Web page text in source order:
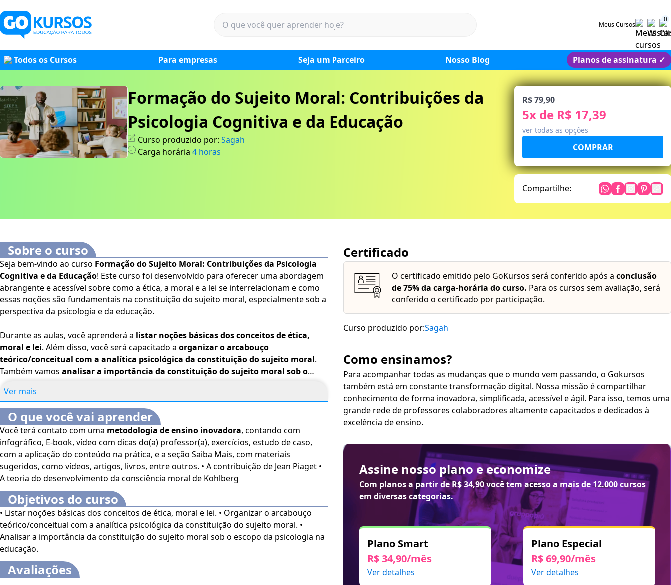
Meus Cursos
0
Todos os Cursos Para empresas Seja um Parceiro Nosso Blog Planos de assinatura ✓
Formação do Sujeito Moral: Contribuições da
Psicologia Cognitiva e da Educação
Curso produzido por: Sagah
Carga horária 4horas
R$ 79,90
5x de R$ 17,39
ver todas as opções
Compartilhe:
Sobre o curso
Seja bem-vindo ao curso Formação do Sujeito Moral: Contribuições da Psicologia
Cognitiva e da Educação! Este curso foi desenvolvido para oferecer uma abordagem
abrangente e acessível sobre como a ética, a moral e a lei se interrelacionam e como
essas noções são fundamentais na constituição do sujeito moral, especialmente sob a
perspectiva da psicologia e da educação.
Durante as aulas, você aprenderá a listar noções básicas dos conceitos de ética,
moral e lei. Além disso, você será capacitado a organizar o arcabouço
teórico/conceitual com a analítica psicológica da constituição do sujeito moral.
Também vamos analisar a importância da constituição do sujeito moral sob o
positivamente o desenvolvimento moral dos alunos.
Este curso oferece uma abordagem prática e acessível, projetada para capacitar
profissionais e estudantes com os conhecimentos e habilidades necessários para
promover a formação ética e moral em contextos educacionais . Aproveite ao
máximo essa oportunidade de aprendizado transformador!
OCurso Online Formação do Sujeito Moral: Contribuições da Psicologia Cognitiva
e da Educaçãoé voltado para profissionais e estudantes de Psicologia, além de
interessados no assunto.
Este curso dispõe dos seguintes recursos de acessibilidade: cores em alto-
contraste, aumento de fonte e tradução automática mediante a Língua Brasileira
de Sinais (Libras). Para ativar esses recursos, acesse "minha conta" do lado direito
da tela na parte superior e habilite de acordo com sua necessidade.
Ver mais
O que você vai aprender
Você terá contato com uma metodologia de ensino inovadora, contando com
infográfico, E-book, vídeo com dicas do(a) professor(a), exercícios, estudo de caso,
com a aplicação do conteúdo na prática, e a seção Saiba Mais, com materiais
sugeridos, como vídeos, artigos, livros, entre outros. • A contribuição de Jean Piaget •
A teoria do desenvolvimento da consciência moral de Kohlberg
Objetivos do curso
• Listar noções básicas dos conceitos de ética, moral e lei. • Organizar o arcabouço
teórico/conceitual com a analítica psicológica da constituição do sujeito moral. •
Analisar a importância da constituição do sujeito moral sob o escopo da psicologia na
educação.
Avaliações
Certificado
O certificado emitido pelo GoKursos será conferido após a conclusão
de 75% da carga-horária do curso. Para os cursos sem avaliação, será
conferido o certificado por participação.
Curso produzido por:Sagah
Como ensinamos?
Para acompanhar todas as mudanças que o mundo vem passando, o Gokursos
também está em constante transformação digital. Nossa missão é compartilhar
conhecimento de forma inovadora, simplificada, acessível e ágil. Para isso, temos uma
grande rede de professores colaboradores altamente capacitados e dedicados à
excelência de ensino.
Assine nosso plano e economize
Com planos a partir deR$ 34,90você tem acesso a mais de 12.000 cursos
em diversas categorias.
Plano Smart
R$ 34,90/mês
Ver detalhes
Plano Especial
R$ 69,90/mês
Ver detalhes